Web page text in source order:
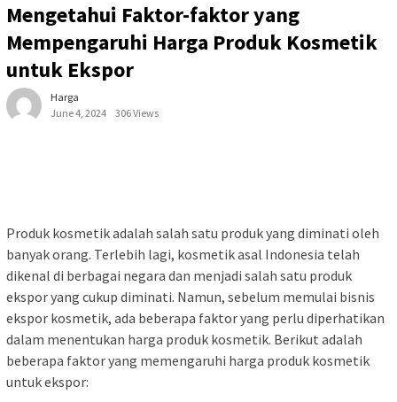
Mengetahui Faktor-faktor yang
Mempengaruhi Harga Produk Kosmetik
untuk Ekspor
Harga
June 4, 2024
306 Views
Produk kosmetik adalah salah satu produk yang diminati oleh
banyak orang. Terlebih lagi, kosmetik asal Indonesia telah
dikenal di berbagai negara dan menjadi salah satu produk
ekspor yang cukup diminati. Namun, sebelum memulai bisnis
ekspor kosmetik, ada beberapa faktor yang perlu diperhatikan
dalam menentukan harga produk kosmetik. Berikut adalah
beberapa faktor yang memengaruhi harga produk kosmetik
untuk ekspor: